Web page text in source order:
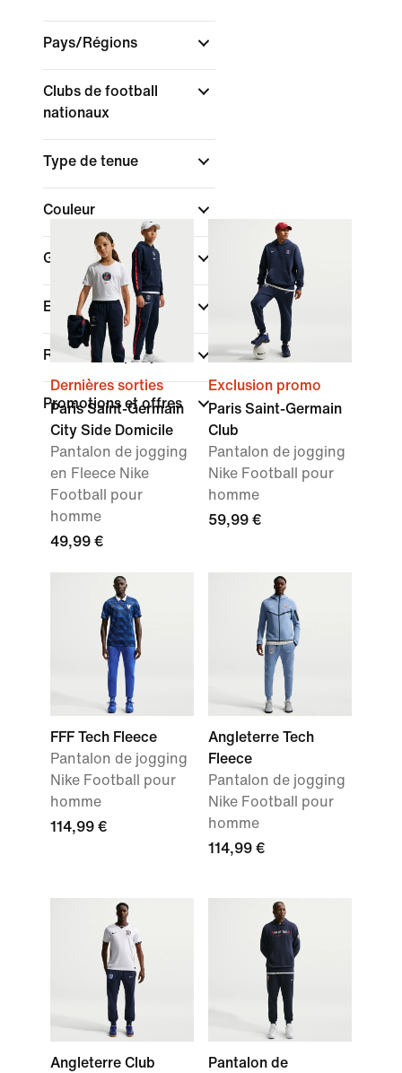
Pays/Régions
Clubs de football
nationaux
Type de tenue
Couleur
Genre
Enfant
Rechercher par prix
Promotions et offres
Dernières sorties
Paris Saint-Germain
City Side Domicile
Pantalon de jogging
en Fleece Nike
Football pour
homme
49,99 €
Exclusion promo
Paris Saint-Germain
Club
Pantalon de jogging
Nike Football pour
homme
59,99 €
FFF Tech Fleece
Pantalon de jogging
Nike Football pour
homme
114,99 €
Angleterre Tech
Fleece
Pantalon de jogging
Nike Football pour
homme
114,99 €
Angleterre Club
Pantalon de